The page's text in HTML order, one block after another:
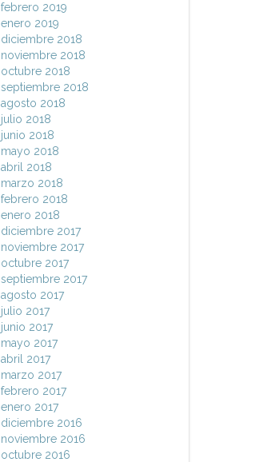
febrero 2019
enero 2019
diciembre 2018
noviembre 2018
octubre 2018
septiembre 2018
agosto 2018
julio 2018
junio 2018
mayo 2018
abril 2018
marzo 2018
febrero 2018
enero 2018
diciembre 2017
noviembre 2017
octubre 2017
septiembre 2017
agosto 2017
julio 2017
junio 2017
mayo 2017
abril 2017
marzo 2017
febrero 2017
enero 2017
diciembre 2016
noviembre 2016
octubre 2016